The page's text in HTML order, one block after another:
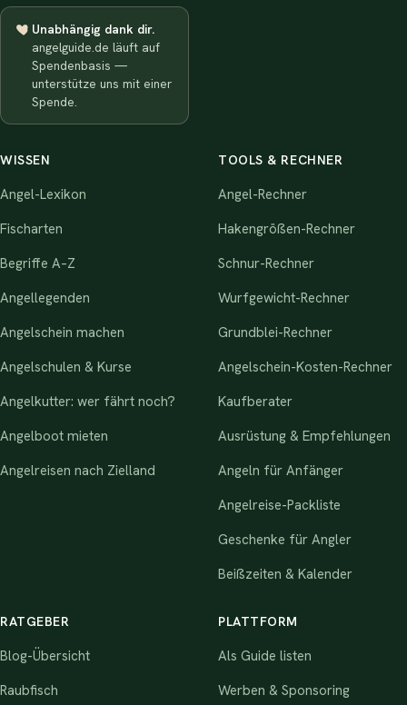
Unabhängig dank dir.
angelguide.de läuft auf
Spendenbasis —
unterstütze uns mit einer
Spende.
WISSEN
Angel-Lexikon
Fischarten
Begriffe A–Z
Angellegenden
Angelschein machen
Angelschulen & Kurse
Angelkutter: wer fährt noch?
Angelboot mieten
Angelreisen nach Zielland
TOOLS & RECHNER
Angel-Rechner
Hakengrößen-Rechner
Schnur-Rechner
Wurfgewicht-Rechner
Grundblei-Rechner
Angelschein-Kosten-Rechner
Kaufberater
Ausrüstung & Empfehlungen
Angeln für Anfänger
Angelreise-Packliste
Geschenke für Angler
Beißzeiten & Kalender
RATGEBER
Blog-Übersicht
Raubfisch
PLATTFORM
Als Guide listen
Werben & Sponsoring